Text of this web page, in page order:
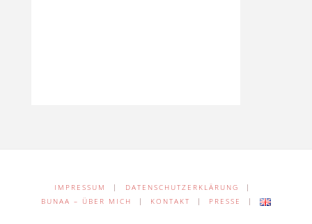
IMPRESSUM | DATENSCHUTZERKLÄRUNG
|
BUNAA – ÜBER MICH
| KONTAKT | PRESSE |